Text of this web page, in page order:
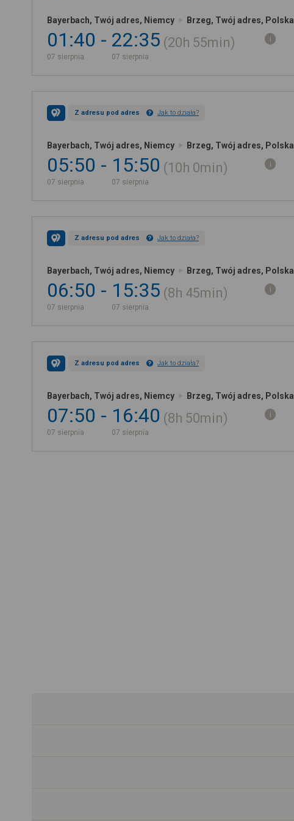
Bayerbach, Twój adres, Niemcy Brzeg, Twój adres, Polska
01:40
07 sierpnia
22:35
07 sierpnia
20h 55min
Z adresu pod adres Jak to działa?
Bayerbach, Twój adres, Niemcy Brzeg, Twój adres, Polska
05:50
07 sierpnia
15:50
07 sierpnia
10h 0min
Z adresu pod adres Jak to działa?
Bayerbach, Twój adres, Niemcy Brzeg, Twój adres, Polska
06:50
07 sierpnia
15:35
07 sierpnia
8h 45min
Z adresu pod adres Jak to działa?
Bayerbach, Twój adres, Niemcy Brzeg, Twój adres, Polska
07:50
07 sierpnia
16:40
07 sierpnia
8h 50min